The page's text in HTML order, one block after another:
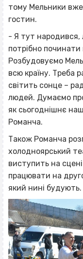
тому Мельники
гостин.
- Я тут
потрібно
Розбудовуємо
всю країну. Треба
світить сонце –
людей. Думаємо
як сьогоднішнє
Романча.
Також Романча
холодноярський
виступить на
працювати на
який нині будують.